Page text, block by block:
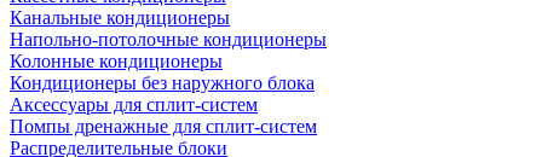
Канальные кондиционеры
Напольно-потолочные кондиционеры
Колонные кондиционеры
Кондиционеры без наружного блока
Аксессуары для сплит-систем
Помпы дренажные для сплит-систем
Распределительные блоки